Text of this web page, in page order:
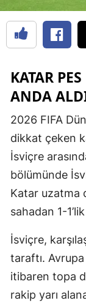
KATAR
ANDA
2026 FIFA
dikkat çeken
İsviçre
bölümünde
Katar uzatma
sahadan 1-
İsviçre,
taraftı.
itibaren topa
rakip yarı